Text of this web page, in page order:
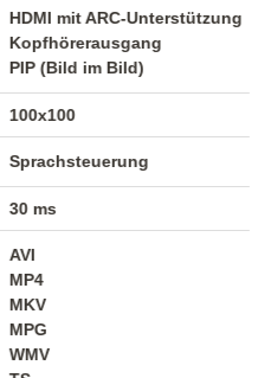
HDMI mit ARC-Unterstützung
Kopfhörerausgang
PIP (Bild im Bild)
100x100
Sprachsteuerung
30 ms
AVI
MP4
MKV
MPG
WMV